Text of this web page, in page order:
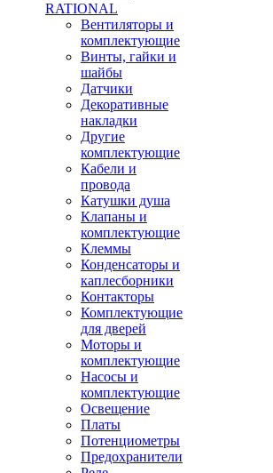
RATIONAL
Вентиляторы и
комплектующие
Винты, гайки и
шайбы
Датчики
Декоративные
накладки
Другие
комплектующие
Кабели и
провода
Катушки душа
Клапаны и
комплектующие
Клеммы
Конденсаторы и
каплесборники
Контакторы
Комплектующие
для дверей
Моторы и
комплектующие
Насосы и
комплектующие
Освещение
Платы
Потенциометры
Предохранители